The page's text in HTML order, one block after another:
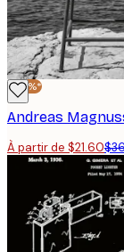
-40%*
À partir de $21.60